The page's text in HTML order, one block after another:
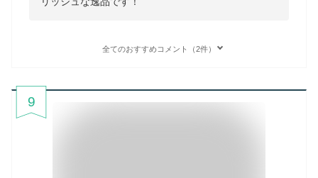
全てのおすすめコメント（2件）
9